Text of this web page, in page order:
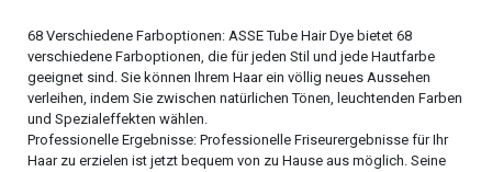
68 Verschiedene Farboptionen: ASSE Tube Hair Dye bietet 68
verschiedene Farboptionen, die für jeden Stil und jede Hautfarbe
geeignet sind. Sie können Ihrem Haar ein völlig neues Aussehen
verleihen, indem Sie zwischen natürlichen Tönen, leuchtenden Farben
und Spezialeffekten wählen.
Professionelle Ergebnisse: Professionelle Friseurergebnisse für Ihr
Haar zu erzielen ist jetzt bequem von zu Hause aus möglich. Seine